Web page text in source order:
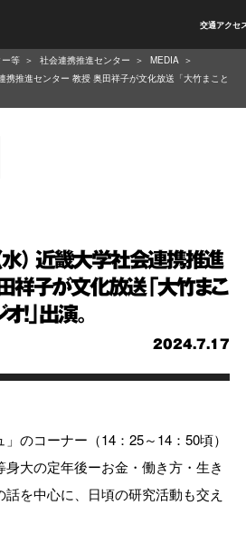
交通アクセ
） 近畿大学社会連携推進
祥子が文化放送「大竹まこ
」出演。
2024.7.17
」のコーナー（14：25～14：50頃）
大の定年後ーお金・働き方・生き
を中心に、日頃の研究活動も交え
等 社会連携推進センター
MEDIA
推進センター 教授 奥田祥子が文化放送「大竹まこと